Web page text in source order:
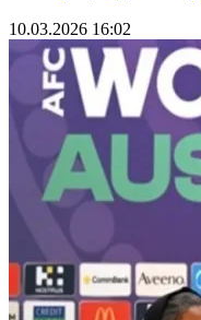
10.03.2026 16:02